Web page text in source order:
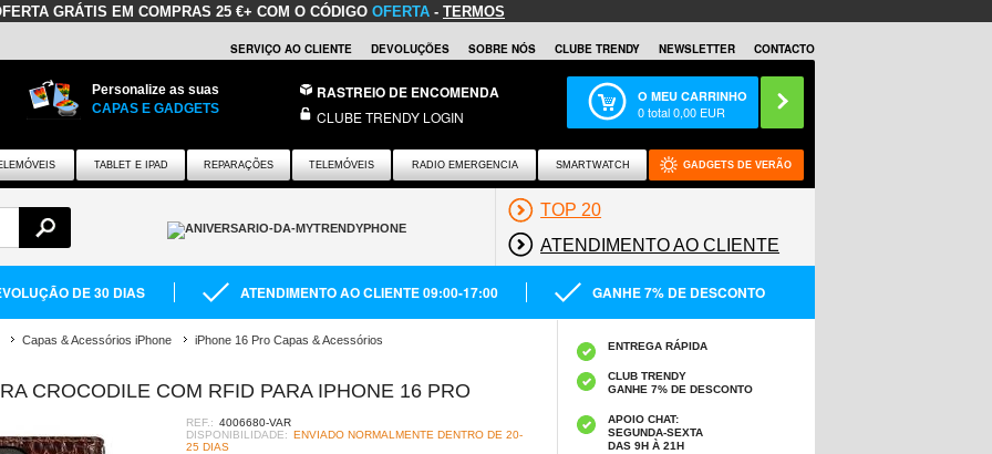
GRÁTIS EM COMPRAS 25 €+ COM O CÓDIGO OFERTA - TERMOS
SERVIÇO AO CLIENTE DEVOLUÇÕES SOBRE NÓS CLUBE TRENDY NEWSLETTER CONTACTO
Personalize as suas
CAPAS E GADGETS
RASTREIO DE ENCOMENDA
CLUBE TRENDY LOGIN
O MEU CARRINHO
0total0,00 EUR
TABLET E IPAD REPARAÇÕES TELEMÓVEIS RADIO EMERGENCIA SMARTWATCH GADGETS DE VERÃO
TOP 20
ATENDIMENTO AO CLIENTE
DE 30 DIAS ATENDIMENTO AO CLIENTE 09:00-17:00 GANHE 7% DE DESCONTO
Capas & Acessórios iPhone iPhone 16 Pro Capas & Acessórios
CROCODILE COM RFID PARA IPHONE 16 PRO
REF.: 4006680-VAR
DISPONIBILIDADE: ENVIADO NORMALMENTE DENTRO DE 20-
25 DIAS
ENTREGA RÁPIDA
CLUB TRENDY
GANHE 7% DE DESCONTO
APOIO CHAT:
SEGUNDA-SEXTA
DAS 9H À 21H